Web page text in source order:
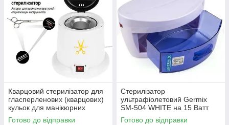
Кварцовий стерилізатор для
гласперленових (кварцових)
кульок для манікюрних
інструментів для барбера
Готово до відправки
Стерилізатор
ультрафіолетовий Germix
SM-504 WHITE на 15 Ватт
Готово до відправки